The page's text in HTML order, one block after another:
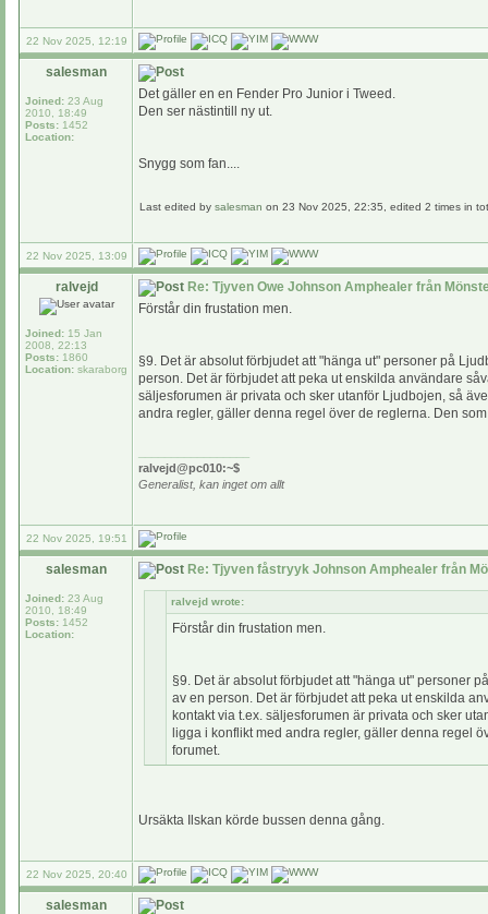
22 Nov 2025, 12:19
salesman
Joined: 23 Aug
2010, 18:49
Posts: 1452
Location:
Det gäller en en Fender Pro Junior i Tweed.
Den ser nästintill ny ut.
Snygg som fan....
Last edited by salesman on 23 Nov 2025, 22:35, edited 2 times in
22 Nov 2025, 13:09
ralvejd
Joined: 15 Jan
2008, 22:13
Posts: 1860
Location: skaraborg
Re: Tjyven Owe Johnson Amphealer från
Förstår din frustation men.
§9. Det är absolut förbjudet att "hänga ut" personer på
person. Det är förbjudet att peka ut enskilda användare
säljesforumen är privata och sker utanför Ljudbojen, så
andra regler, gäller denna regel över de reglerna. Den
ralvejd@pc010:~$
Generalist, kan inget om allt
22 Nov 2025, 19:51
salesman
Joined: 23 Aug
2010, 18:49
Posts: 1452
Location:
Re: Tjyven fåstryyk Johnson Amphealer från
ralvejd wrote:
Förstår din frustation men.
§9. Det är absolut förbjudet att "hänga ut" personer
av en person. Det är förbjudet att peka ut enskilda
kontakt via t.ex. säljesforumen är privata och sker
ligga i konflikt med andra regler, gäller denna regel
forumet.
Ursäkta Ilskan körde bussen denna gång.
22 Nov 2025, 20:40
salesman